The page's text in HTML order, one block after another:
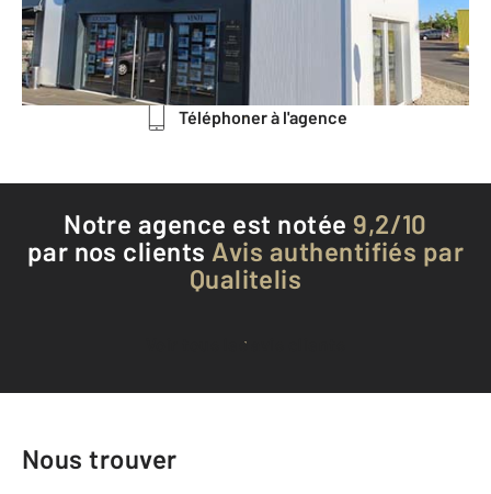
Envoyer un message
Téléphoner à l'agence
Notre agence est notée 9,2/10
par nos clients Avis authentifiés par
Qualitelis
Voir tous les avis clients
Nous trouver